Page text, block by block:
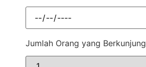
Jumlah Orang yang Berkunjung